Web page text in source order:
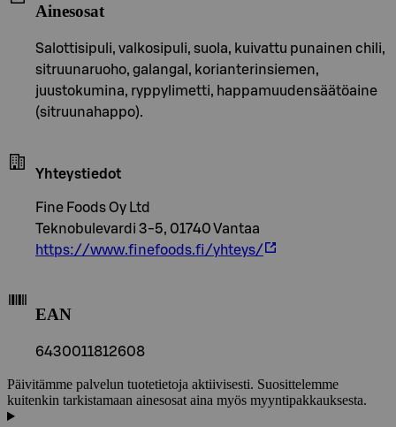
Ainesosat
Salottisipuli, valkosipuli, suola, kuivattu punainen chili,
sitruunaruoho, galangal, korianterinsiemen,
juustokumina, ryppylimetti, happamuudensäätöaine
(sitruunahappo).
Yhteystiedot
Fine Foods Oy Ltd
Teknobulevardi 3-5, 01740 Vantaa
https://www.finefoods.fi/yhteys/
EAN
6430011812608
Päivitämme palvelun tuotetietoja aktiivisesti. Suosittelemme
kuitenkin tarkistamaan ainesosat aina myös myyntipakkauksesta.